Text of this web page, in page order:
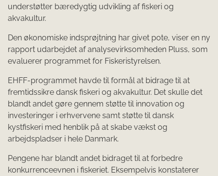
understøtter bæredygtig udvikling af fiskeri og
akvakultur.
Den økonomiske indsprøjtning har givet pote, viser en ny
rapport udarbejdet af analysevirksomheden Pluss, som
evaluerer programmet for Fiskeristyrelsen.
EHFF-programmet havde til formål at bidrage til at
fremtidssikre dansk fiskeri og akvakultur. Det skulle det
blandt andet gøre gennem støtte til innovation og
investeringer i erhvervene samt støtte til dansk
kystfiskeri med henblik på at skabe vækst og
arbejdspladser i hele Danmark.
Pengene har blandt andet bidraget til at forbedre
konkurrenceevnen i fiskeriet. Eksempelvis konstaterer